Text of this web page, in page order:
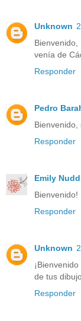
Unknown
venía de
Responder
Pedro
Responder
Emily
Bienvenido!
Responder
Unknown
de tus
Responder